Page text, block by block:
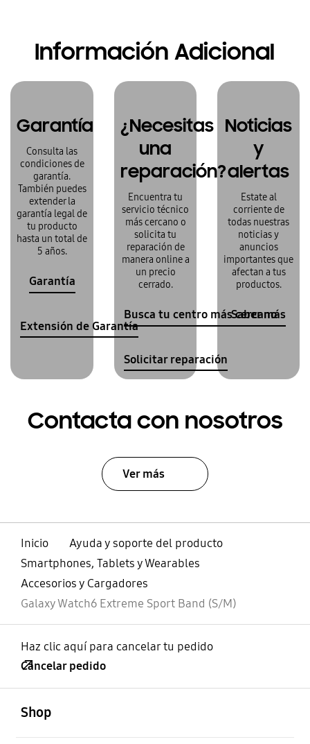
Información Adicional
Garantía
Consulta las
condiciones de
garantía.
También puedes
extender la
garantía legal de
tu producto
hasta un total de
5 años.
Garantía
Extensión de Garantía
¿Necesitas
una
reparación?
Encuentra tu
servicio técnico
más cercano o
solicita tu
reparación de
manera online a
un precio
cerrado.
Busca tu centro más cercano
Solicitar reparación
Noticias
y
alertas
Estate al
corriente de
todas nuestras
noticias y
anuncios
importantes que
afectan a tus
productos.
Saber más
Contacta con nosotros
Ver más
Inicio
Ayuda y soporte del producto
Smartphones, Tablets y Wearables
Accesorios y Cargadores
Galaxy Watch6 Extreme Sport Band (S/M)
Haz clic aquí para cancelar tu pedido
Cancelar pedido
Shop